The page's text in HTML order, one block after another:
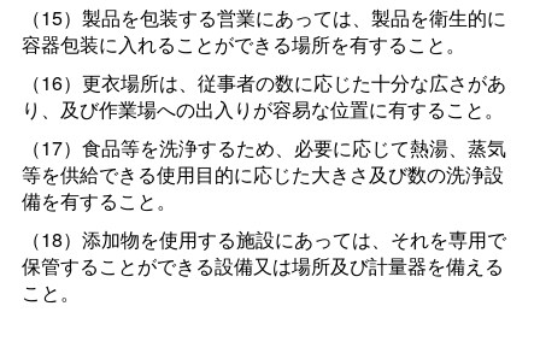
（15）製品を包装する営業にあっては、製品を衛生的に
容器包装に入れることができる場所を有すること。
（16）更衣場所は、従事者の数に応じた十分な広さがあ
り、及び作業場への出入りが容易な位置に有すること。
（17）食品等を洗浄するため、必要に応じて熱湯、蒸気
等を供給できる使用目的に応じた大きさ及び数の洗浄設
備を有すること。
（18）添加物を使用する施設にあっては、それを専用で
保管することができる設備又は場所及び計量器を備える
こと。